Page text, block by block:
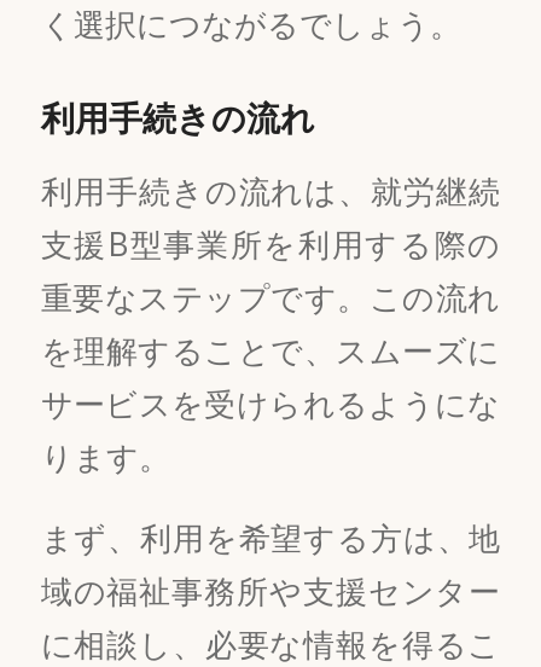
く選択につながるでしょう。
利用手続きの流れ
利用手続きの流れは、就労継続
支援B型事業所を利用する際の
重要なステップです。この流れ
を理解することで、スムーズに
サービスを受けられるようにな
ります。
まず、利用を希望する方は、地
域の福祉事務所や支援センター
に相談し、必要な情報を得るこ